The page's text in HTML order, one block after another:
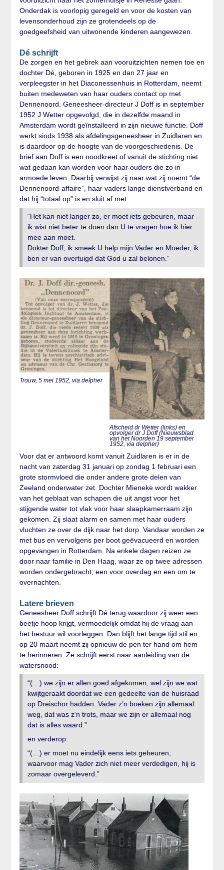
Onderdak is voorlopig geregeld en voor de kosten van
levensonderhoud zijn ze grotendeels op de
goedgeefsheid van uitwonende kinderen aangewezen.
Dé schrijft
De zorgen en het gebrek aan vooruitzichten nemen toe en
dochter Dé, geboren in 1925 en dan 27 jaar en
verpleegster in het Diaconessenhuis in Rotterdam, neemt
buiten medeweten van haar ouders contact op met
Dennenoord. Geneesheer-directeur J Doff is in september
1952 J Wetter opgevolgd, die in dezelfde maand in
Amsterdam wordt geïnstalleerd in zijn nieuwe functie. Doff
werkt sinds 1938 als afdelingsgeneesheer in Zuidlaren en
is daardoor op de hoogte van de voorgeschiedenis. De
brief aan Doff is een noodkreet of vanuit de stichting niet
wat gedaan kan worden voor haar ouders die zo in
armoede leven. Daarbij verwijst zij naar wat zij noemt “de
Dennenoord-affaire”, haar vaders lange dienstverband en
dat hij “totaal op” is en sluit af met
“Het kan niet langer zo, er moet iets gebeuren, maar
ik wist niet beter te doen dan U te vragen hoe ik hier
mee aan moet.
Dokter Doff, ik smeek U help mijn Vader en Moeder, ik
ben er van overtuigd dat God u zal belonen.”
Trouw, 5 mei 1952, via delpher
Afscheid dr Wetter (links) en
opvolger dr J Doff (Nieuwsblad
van het Noorden 19 september
1952, via delpher)
Voor dat er antwoord komt vanuit Zuidlaren is er in de
nacht van zaterdag 31 januari op zondag 1 februari een
grote stormvloed die onder andere grote delen van
Zeeland onderwater zet. Dochter Mieneke wordt wakker
van het geblaat van schapen die uit angst voor het
stijgende water tot vlak voor haar slaapkamerraam zijn
gekomen. Zij slaat alarm en samen met haar ouders
vluchten ze over de dijk naar het dorp. Vandaar worden ze
met bus en vervolgens per boot geëvacueerd en worden
opgevangen in Rotterdam. Na enkele dagen reizen ze
door naar familie in Den Haag, waar ze op twee adressen
worden ondergebracht; een voor overdag en een om te
overnachten.
Latere brieven
Geneesheer Doff schrijft Dé terug waardoor zij weer een
beetje hoop krijgt, vermoedelijk omdat hij de vraag aan
het bestuur wil voorleggen. Dan blijft het lange tijd stil en
op 20 maart neemt zij opnieuw de pen ter hand om hem
te herinneren. Ze schrijft eerst naar aanleiding van de
watersnood:
“(…) we zijn er allen goed afgekomen, wel zijn we wat
kwijtgeraakt doordat we een gedeelte van de huisraad
op Dreischor hadden. Vader z’n boeken zijn allemaal
weg, dat was z’n trots, maar we zijn er allemaal nog
dat is alles waard.”
en verderop:
“(…) er moet nu eindelijk eens iets gebeuren,
waarvoor mag Vader zich niet meer verdedigen, hij is
zomaar overgeleverd.”